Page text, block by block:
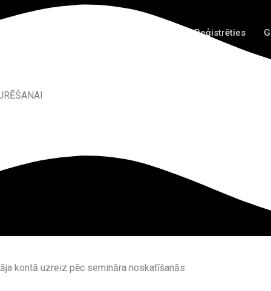
Ienākt / Reģistrēties
kontā uzreiz pēc semināra noskatīšanās